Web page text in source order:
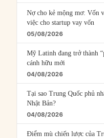
Nợ cho kẻ mộng mơ: Vốn
việc cho startup vay vốn
05/08/2026
Mỹ Latinh đang trở thành
cánh hữu mới
04/08/2026
Tại sao Trung Quốc phủ
Nhật Bản?
04/08/2026
Điểm mù chiến lược của